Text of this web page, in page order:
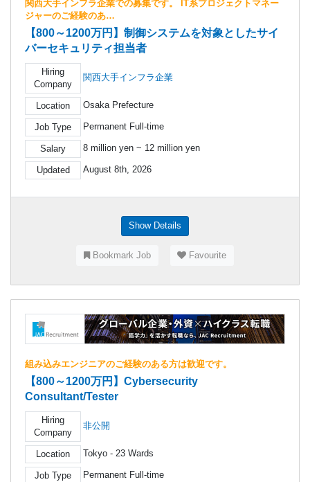
関西大手インフラ企業での募集です。 IT系プロジェクトマネー
ジャーのご経験のあ…
【800～1200万円】制御システムを対象としたサイ
バーセキュリティ担当者
Hiring
Company
関西大手インフラ企業
Location Osaka Prefecture
Job Type Permanent Full-time
Salary 8 million yen ~ 12 million yen
Updated August 8th, 2026
Show Details
Bookmark Job Favourite
組み込みエンジニアのご経験のある方は歓迎です。
【800～1200万円】Cybersecurity
Consultant/Tester
Hiring
Company
非公開
Location Tokyo - 23 Wards
Job Type Permanent Full-time